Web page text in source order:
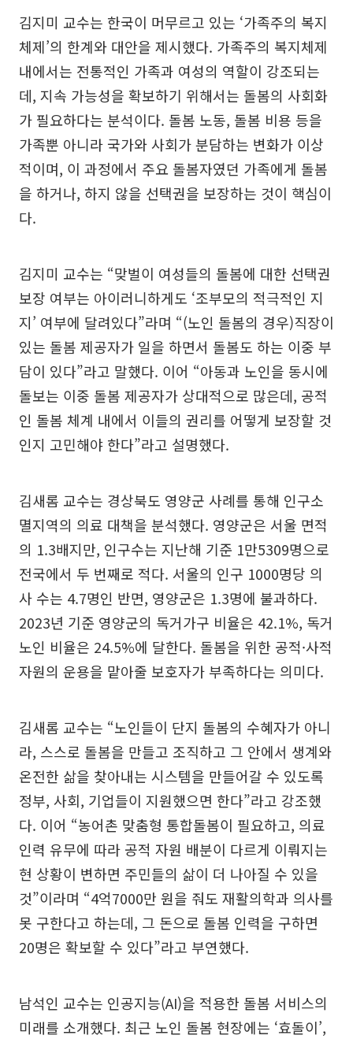
김지미 교수는 한국이 머무르고 있는 ‘가족주의 복지
체제’의 한계와 대안을 제시했다. 가족주의 복지체제
내에서는 전통적인 가족과 여성의 역할이 강조되는
데, 지속 가능성을 확보하기 위해서는 돌봄의 사회화
가 필요하다는 분석이다. 돌봄 노동, 돌봄 비용 등을
가족뿐 아니라 국가와 사회가 분담하는 변화가 이상
적이며, 이 과정에서 주요 돌봄자였던 가족에게 돌봄
을 하거나, 하지 않을 선택권을 보장하는 것이 핵심이
다.
김지미 교수는 “맞벌이 여성들의 돌봄에 대한 선택권
보장 여부는 아이러니하게도 ‘조부모의 적극적인 지
지’ 여부에 달려있다”라며 “(노인 돌봄의 경우)직장이
있는 돌봄 제공자가 일을 하면서 돌봄도 하는 이중 부
담이 있다”라고 말했다. 이어 “아동과 노인을 동시에
돌보는 이중 돌봄 제공자가 상대적으로 많은데, 공적
인 돌봄 체계 내에서 이들의 권리를 어떻게 보장할 것
인지 고민해야 한다”라고 설명했다.
김새롬 교수는 경상북도 영양군 사례를 통해 인구소
멸지역의 의료 대책을 분석했다. 영양군은 서울 면적
의 1.3배지만, 인구수는 지난해 기준 1만5309명으로
전국에서 두 번째로 적다. 서울의 인구 1000명당 의
사 수는 4.7명인 반면, 영양군은 1.3명에 불과하다.
2023년 기준 영양군의 독거가구 비율은 42.1%, 독거
노인 비율은 24.5%에 달한다. 돌봄을 위한 공적·사적
자원의 운용을 맡아줄 보호자가 부족하다는 의미다.
김새롬 교수는 “노인들이 단지 돌봄의 수혜자가 아니
라, 스스로 돌봄을 만들고 조직하고 그 안에서 생계와
온전한 삶을 찾아내는 시스템을 만들어갈 수 있도록
정부, 사회, 기업들이 지원했으면 한다”라고 강조했
다. 이어 “농어촌 맞춤형 통합돌봄이 필요하고, 의료
인력 유무에 따라 공적 자원 배분이 다르게 이뤄지는
현 상황이 변하면 주민들의 삶이 더 나아질 수 있을
것”이라며 “4억7000만 원을 줘도 재활의학과 의사를
못 구한다고 하는데, 그 돈으로 돌봄 인력을 구하면
20명은 확보할 수 있다”라고 부연했다.
남석인 교수는 인공지능(AI)을 적용한 돌봄 서비스의
미래를 소개했다. 최근 노인 돌봄 현장에는 ‘효돌이’,